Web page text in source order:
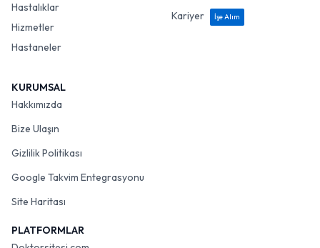
Hastalıklar
Hizmetler
Hastaneler
Kariyer
İşe Alım
KURUMSAL
Hakkımızda
Bize Ulaşın
Gizlilik Politikası
Google Takvim Entegrasyonu
Site Haritası
PLATFORMLAR